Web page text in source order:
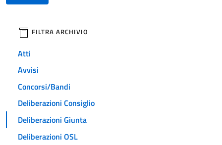
filtri da applicare
FILTRA ARCHIVIO
Atti
Avvisi
Concorsi/Bandi
Deliberazioni Consiglio
Deliberazioni Giunta
Deliberazioni OSL